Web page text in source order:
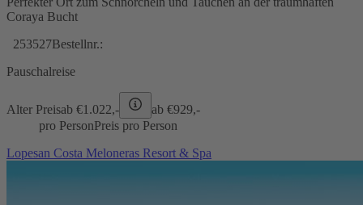
Coraya Bucht
253527Bestellnr.:
Pauschalreise
Alter Preisab €1.022,- ab €929,-
pro PersonPreis pro Person
Lopesan Costa Meloneras Resort & Spa